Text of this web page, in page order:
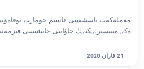
مەملەكەت باسشىسى قاسىم-جومارت
ەكٸ مينيسترلٸكتٸڭ جاۋاپتى حاتشىسى
21 قازان 2020